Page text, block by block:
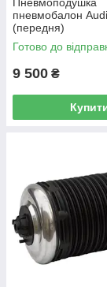
пневмобалон
(передня)
Готово до
9 500 ₴